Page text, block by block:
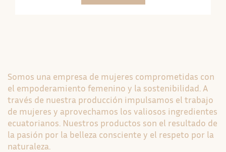
Somos una empresa de mujeres comprometidas con
el empoderamiento femenino y la sostenibilidad. A
través de nuestra producción impulsamos el trabajo
de mujeres y aprovechamos los valiosos ingredientes
ecuatorianos. Nuestros productos son el resultado de
la pasión por la belleza consciente y el respeto por la
naturaleza.